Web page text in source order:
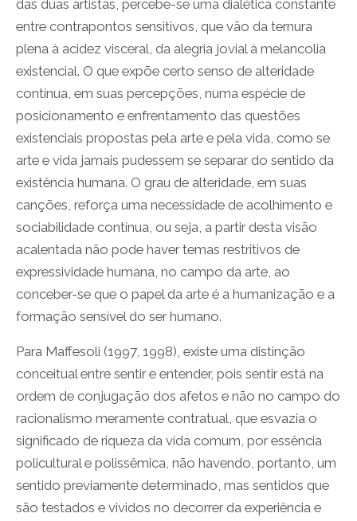
das duas artistas, percebe-se uma dialética constante
entre contrapontos sensitivos, que vão da ternura
plena à acidez visceral, da alegria jovial à melancolia
existencial. O que expõe certo senso de alteridade
contínua, em suas percepções, numa espécie de
posicionamento e enfrentamento das questões
existenciais propostas pela arte e pela vida, como se
arte e vida jamais pudessem se separar do sentido da
existência humana. O grau de alteridade, em suas
canções, reforça uma necessidade de acolhimento e
sociabilidade contínua, ou seja, a partir desta visão
acalentada não pode haver temas restritivos de
expressividade humana, no campo da arte, ao
conceber-se que o papel da arte é a humanização e a
formação sensível do ser humano.
Para Maffesoli (1997, 1998), existe uma distinção
conceitual entre sentir e entender, pois sentir está na
ordem de conjugação dos afetos e não no campo do
racionalismo meramente contratual, que esvazia o
significado de riqueza da vida comum, por essência
policultural e polissêmica, não havendo, portanto, um
sentido previamente determinado, mas sentidos que
são testados e vividos no decorrer da experiência e